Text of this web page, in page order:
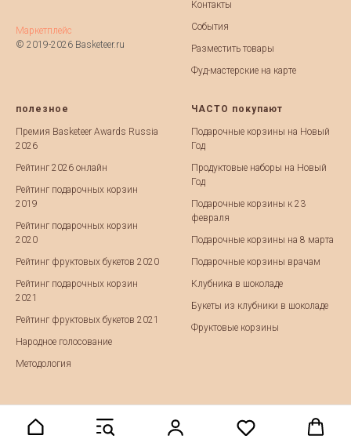
Маркетплейс
© 2019-2026 Basketeer.ru
Контакты
События
Разместить товары
Фуд-мастерские на карте
полезное
Премия Basketeer Awards Russia
2026
Рейтинг 2026 онлайн
Рейтинг подарочных корзин
2019
Рейтинг подарочных корзин
2020
Рейтинг фруктовых букетов 2020
Рейтинг подарочных корзин
2021
Рейтинг фруктовых букетов 2021
Народное голосование
Методология
ЧАСТО покупают
Подарочные корзины на Новый
Год
Продуктовые наборы на Новый
Год
Подарочные корзины к 23
февраля
Подарочные корзины на 8 марта
Подарочные корзины врачам
Клубника в шоколаде
Букеты из клубники в шоколаде
Фруктовые корзины